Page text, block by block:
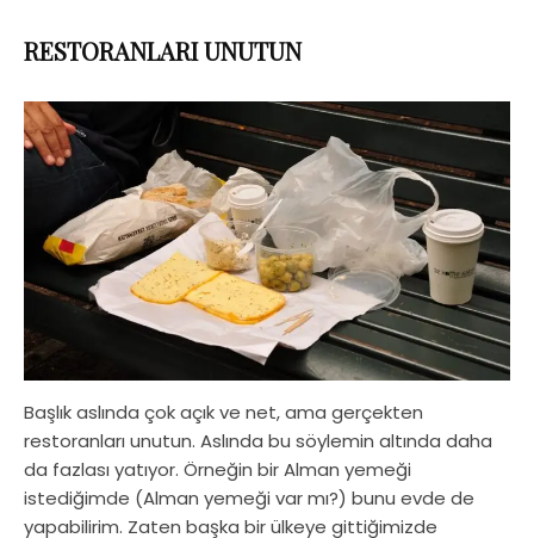
RESTORANLARI UNUTUN
Başlık aslında çok açık ve net, ama gerçekten
restoranları unutun. Aslında bu söylemin altında daha
da fazlası yatıyor. Örneğin bir Alman yemeği
istediğimde (Alman yemeği var mı?) bunu evde de
yapabilirim. Zaten başka bir ülkeye gittiğimizde